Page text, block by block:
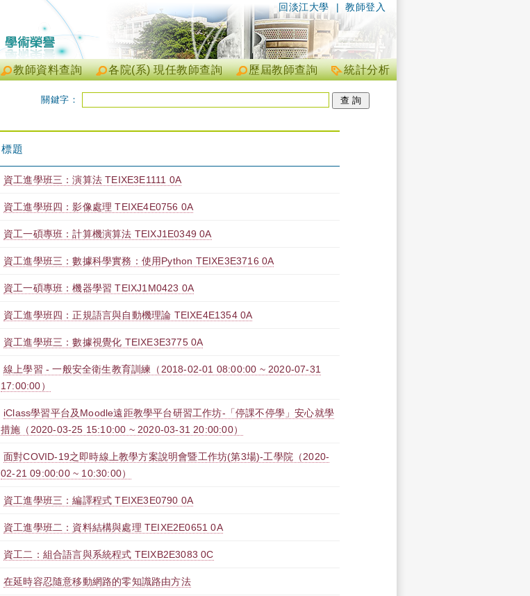
| 教師登入
回淡江大學
統計分析
歷屆教師查詢
各院(系) 現任教師查詢
教師資料查詢
關鍵字：
標題
資工進學班三：演算法 TEIXE3E1111 0A
資工進學班四：影像處理 TEIXE4E0756 0A
資工一碩專班：計算機演算法 TEIXJ1E0349 0A
資工進學班三：數據科學實務：使用Python TEIXE3E3716 0A
資工一碩專班：機器學習 TEIXJ1M0423 0A
資工進學班四：正規語言與自動機理論 TEIXE4E1354 0A
資工進學班三：數據視覺化 TEIXE3E3775 0A
線上學習 - 一般安全衛生教育訓練（2018-02-01 08:00:00 ~ 2020-07-31
17:00:00）
iClass學習平台及Moodle遠距教學平台研習工作坊-「停課不停學」安心就學
措施（2020-03-25 15:10:00 ~ 2020-03-31 20:00:00）
面對COVID-19之即時線上教學方案說明會暨工作坊(第3場)-工學院（2020-
02-21 09:00:00 ~ 10:30:00）
資工進學班三：編譯程式 TEIXE3E0790 0A
資工進學班二：資料結構與處理 TEIXE2E0651 0A
資工二：組合語言與系統程式 TEIXB2E3083 0C
在延時容忍隨意移動網路的零知識路由方法